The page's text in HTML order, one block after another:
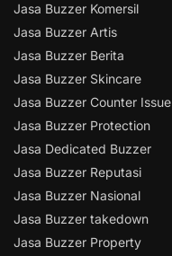
Jasa Buzzer Komersil
Jasa Buzzer Artis
Jasa Buzzer Berita
Jasa Buzzer Skincare
Jasa Buzzer Counter Issue
Jasa Buzzer Protection
Jasa Dedicated Buzzer
Jasa Buzzer Reputasi
Jasa Buzzer Nasional
Jasa Buzzer takedown
Jasa Buzzer Property